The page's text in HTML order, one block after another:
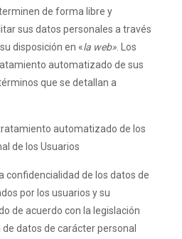
de forma libre y
sus datos personales a través
disposición en «la web». Los
automatizado de sus
que se detallan a
automatizado de los
de los Usuarios
confidencialidad de los datos de
por los usuarios y su
de acuerdo con la legislación
datos de carácter personal